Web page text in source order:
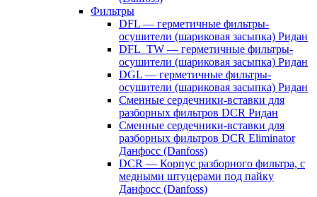
Фильтры
DFL — герметичные фильтры-
осушители (шариковая засыпка) Ридан
DFL_TW — герметичные фильтры-
осушители (шариковая засыпка) Ридан
DGL — герметичные фильтры-
осушители (шариковая засыпка) Ридан
Сменные сердечники-вставки для
разборных фильтров DCR Ридан
Сменные сердечники-вставки для
разборных фильтров DCR Eliminator
Данфосс (Danfoss)
DCR — Корпус разборного фильтра, с
медными штуцерами под пайку
Данфосс (Danfoss)